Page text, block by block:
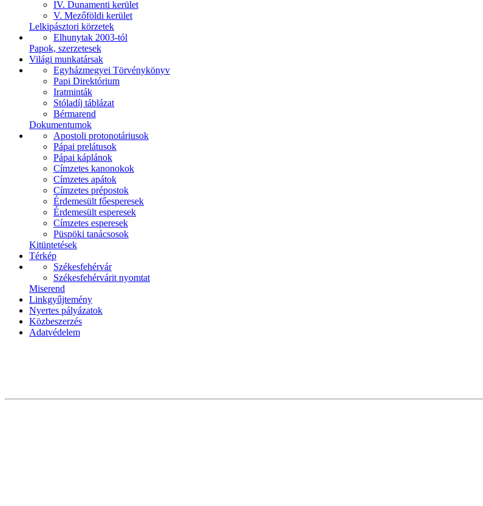
IV. Dunamenti kerület
V. Mezőföldi kerület
Lelkipásztori körzetek
Elhunytak 2003-tól
Papok, szerzetesek
Világi munkatársak
Egyházmegyei Törvénykönyv
Papi Direktórium
Iratminták
Stóladíj táblázat
Bérmarend
Dokumentumok
Apostoli protonotáriusok
Pápai prelátusok
Pápai káplánok
Címzetes kanonokok
Címzetes apátok
Címzetes prépostok
Érdemesült főesperesek
Érdemesült esperesek
Címzetes esperesek
Püspöki tanácsosok
Kitüntetések
Térkép
Székesfehérvár
Székesfehérvárit nyomtat
Miserend
Linkgyűjtemény
Nyertes pályázatok
Közbeszerzés
Adatvédelem